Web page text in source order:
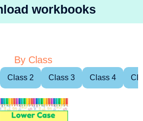
workbooks
By Class
Class 2 Class 3 Class 4